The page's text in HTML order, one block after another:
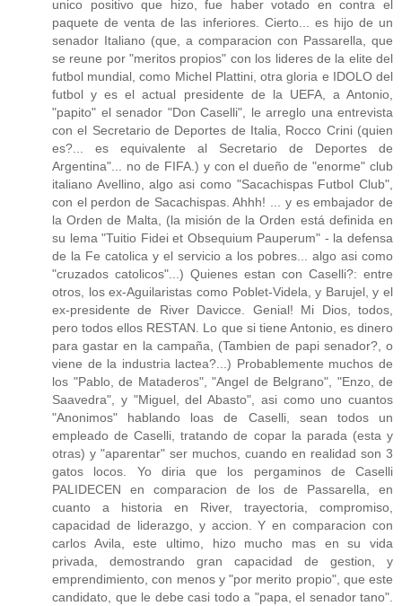
unico positivo que hizo, fue haber votado en contra el
paquete de venta de las inferiores. Cierto... es hijo de un
senador Italiano (que, a comparacion con Passarella, que
se reune por "meritos propios" con los lideres de la elite del
futbol mundial, como Michel Plattini, otra gloria e IDOLO del
futbol y es el actual presidente de la UEFA, a Antonio,
"papito" el senador "Don Caselli", le arreglo una entrevista
con el Secretario de Deportes de Italia, Rocco Crini (quien
es?... es equivalente al Secretario de Deportes de
Argentina"... no de FIFA.) y con el dueño de "enorme" club
italiano Avellino, algo asi como "Sacachispas Futbol Club",
con el perdon de Sacachispas. Ahhh! ... y es embajador de
la Orden de Malta, (la misión de la Orden está definida en
su lema "Tuitio Fidei et Obsequium Pauperum" - la defensa
de la Fe catolica y el servicio a los pobres... algo asi como
"cruzados catolicos"...) Quienes estan con Caselli?: entre
otros, los ex-Aguilaristas como Poblet-Videla, y Barujel, y el
ex-presidente de River Davicce. Genial! Mi Dios, todos,
pero todos ellos RESTAN. Lo que si tiene Antonio, es dinero
para gastar en la campaña, (Tambien de papi senador?, o
viene de la industria lactea?...) Probablemente muchos de
los "Pablo, de Mataderos", "Angel de Belgrano", "Enzo, de
Saavedra", y "Miguel, del Abasto", asi como uno cuantos
"Anonimos" hablando loas de Caselli, sean todos un
empleado de Caselli, tratando de copar la parada (esta y
otras) y "aparentar" ser muchos, cuando en realidad son 3
gatos locos. Yo diria que los pergaminos de Caselli
PALIDECEN en comparacion de los de Passarella, en
cuanto a historia en River, trayectoria, compromiso,
capacidad de liderazgo, y accion. Y en comparacion con
carlos Avila, este ultimo, hizo mucho mas en su vida
privada, demostrando gran capacidad de gestion, y
emprendimiento, con menos y "por merito propio", que este
candidato, que le debe casi todo a "papa, el senador tano".